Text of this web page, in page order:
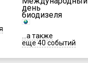
день
биодизеля
...а также
еще 40 событий